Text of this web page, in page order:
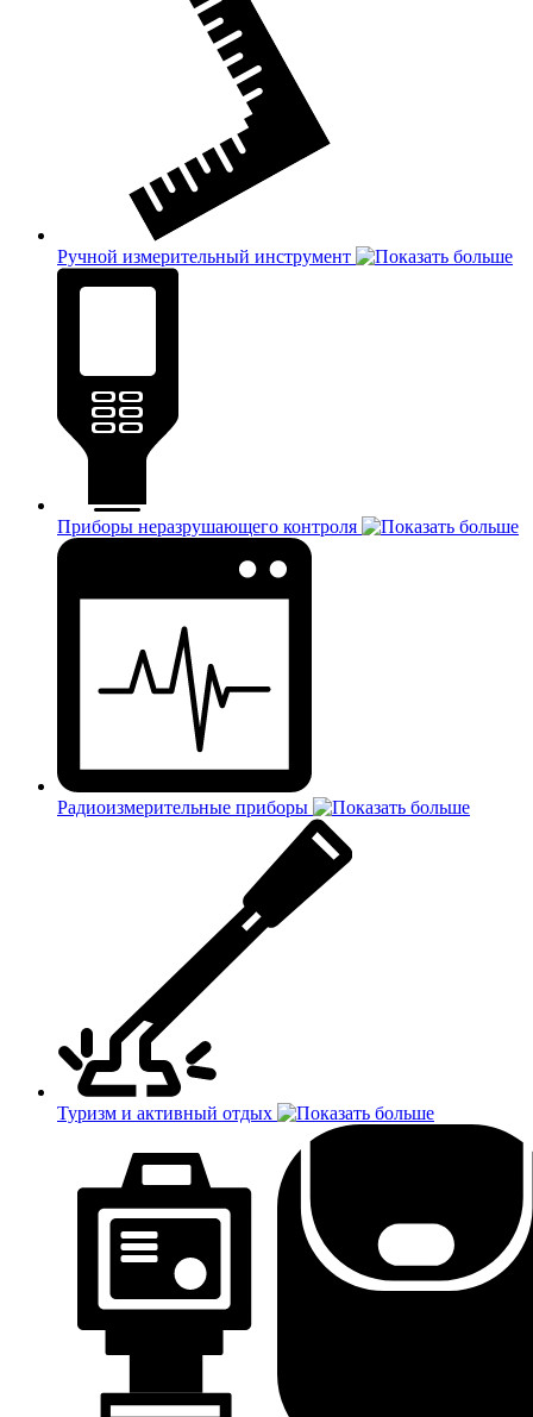
Ручной измерительный инструмент
Приборы неразрушающего контроля
Радиоизмерительные приборы
Туризм и активный отдых